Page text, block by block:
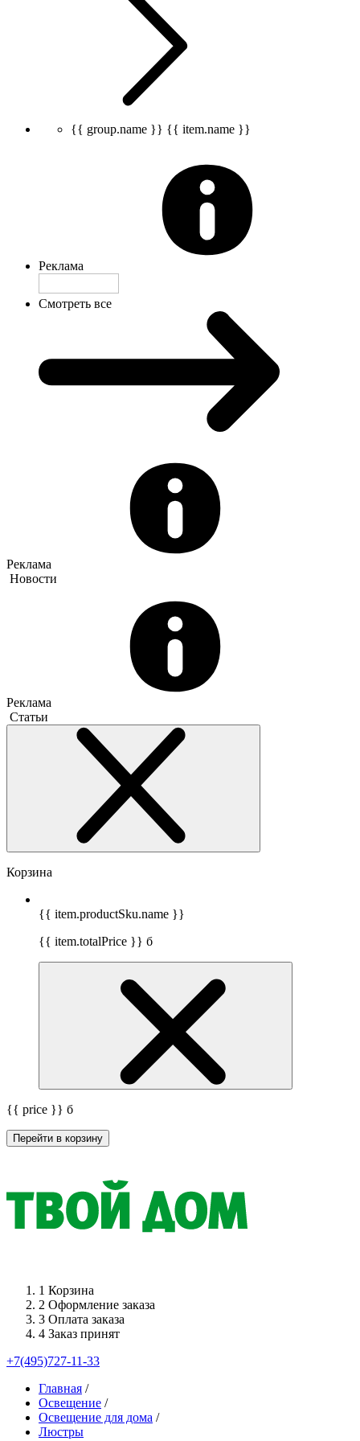
{{ group.name }} {{ item.name }}
Реклама
Смотреть все
Реклама
Новости
Реклама
Статьи
Корзина
{{ item.productSku.name }}
{{ item.totalPrice }} б
{{ price }} б
Перейти в корзину
1 Корзина
2 Оформление заказа
3 Оплата заказа
4 Заказ принят
+7(495)727-11-33
Главная /
Освещение /
Освещение для дома /
Люстры